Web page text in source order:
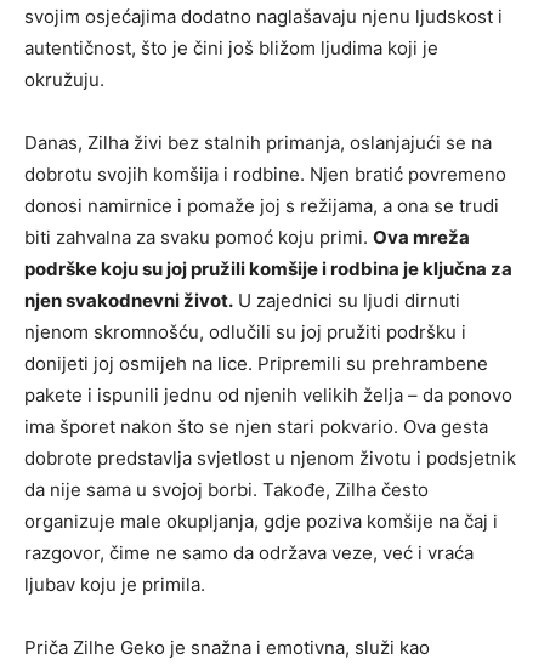
svojim osjećajima dodatno naglašavaju njenu ljudskost i
autentičnost, što je čini još bližom ljudima koji je
okružuju.
Danas, Zilha živi bez stalnih primanja, oslanjajući se na
dobrotu svojih komšija i rodbine. Njen bratić povremeno
donosi namirnice i pomaže joj s režijama, a ona se trudi
biti zahvalna za svaku pomoć koju primi. Ova mreža
podrške koju su joj pružili komšije i rodbina je ključna za
njen svakodnevni život. U zajednici su ljudi dirnuti
njenom skromnošću, odlučili su joj pružiti podršku i
donijeti joj osmijeh na lice. Pripremili su prehrambene
pakete i ispunili jednu od njenih velikih želja – da ponovo
ima šporet nakon što se njen stari pokvario. Ova gesta
dobrote predstavlja svjetlost u njenom životu i podsjetnik
da nije sama u svojoj borbi. Takođe, Zilha često
organizuje male okupljanja, gdje poziva komšije na čaj i
razgovor, čime ne samo da održava veze, već i vraća
ljubav koju je primila.
Priča Zilhe Geko je snažna i emotivna, služi kao